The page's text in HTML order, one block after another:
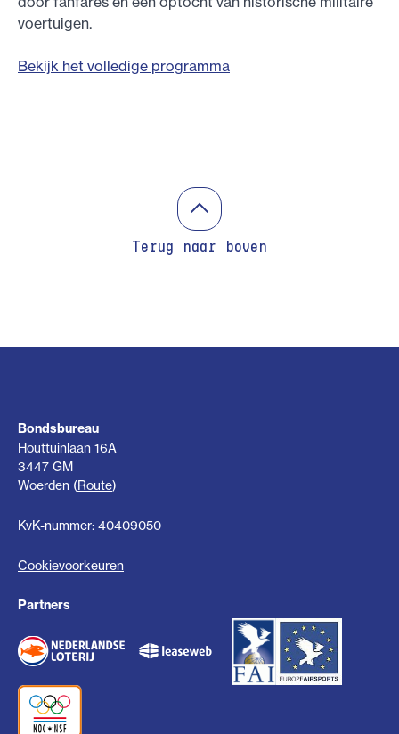
voertuigen.
Bekijk het volledige programma
Terug naar boven
Bondsbureau
Houttuinlaan 16A
3447 GM
Woerden (Route)
KvK-nummer: 40409050
Cookievoorkeuren
Partners